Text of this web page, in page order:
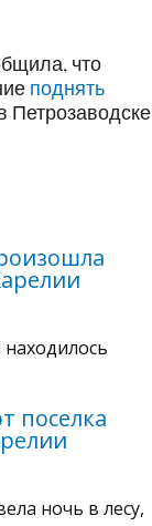
что
поднять
Петрозаводске
поселка
ночь в лесу,